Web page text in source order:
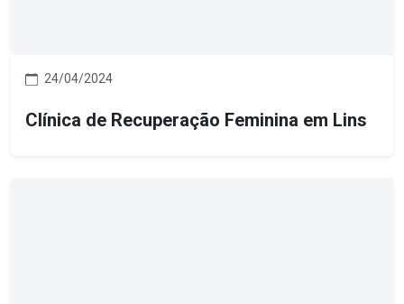
24/04/2024
Clínica de Recuperação Feminina em Lins